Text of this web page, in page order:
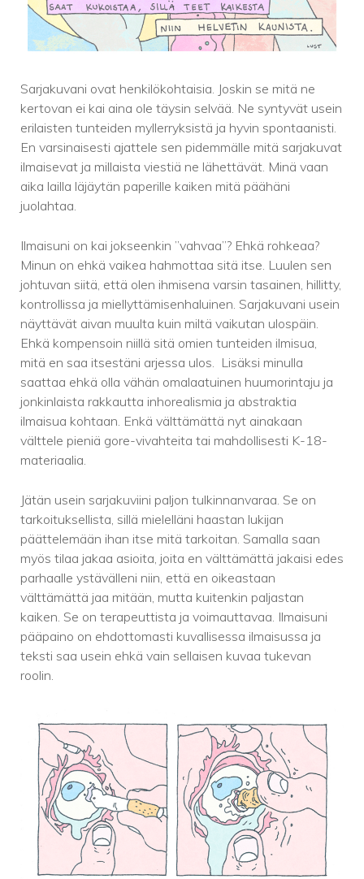
Sarjakuvani ovat henkilökohtaisia. Joskin se mitä ne
kertovan ei kai aina ole täysin selvää. Ne syntyvät usein
erilaisten tunteiden myllerryksistä ja hyvin spontaanisti.
En varsinaisesti ajattele sen pidemmälle mitä sarjakuvat
ilmaisevat ja millaista viestiä ne lähettävät. Minä vaan
aika lailla läjäytän paperille kaiken mitä päähäni
juolahtaa.
Ilmaisuni on kai jokseenkin ”vahvaa”? Ehkä rohkeaa?
Minun on ehkä vaikea hahmottaa sitä itse. Luulen sen
johtuvan siitä, että olen ihmisena varsin tasainen, hillitty,
kontrollissa ja miellyttämisenhaluinen. Sarjakuvani usein
näyttävät aivan muulta kuin miltä vaikutan ulospäin.
Ehkä kompensoin niillä sitä omien tunteiden ilmisua,
mitä en saa itsestäni arjessa ulos. Lisäksi minulla
saattaa ehkä olla vähän omalaatuinen huumorintaju ja
jonkinlaista rakkautta inhorealismia ja abstraktia
ilmaisua kohtaan. Enkä välttämättä nyt ainakaan
välttele pieniä gore-vivahteita tai mahdollisesti K-18-
materiaalia.
Jätän usein sarjakuviini paljon tulkinnanvaraa. Se on
tarkoituksellista, sillä mielelläni haastan lukijan
päättelemään ihan itse mitä tarkoitan. Samalla saan
myös tilaa jakaa asioita, joita en välttämättä jakaisi edes
parhaalle ystävälleni niin, että en oikeastaan
välttämättä jaa mitään, mutta kuitenkin paljastan
kaiken. Se on terapeuttista ja voimauttavaa. Ilmaisuni
pääpaino on ehdottomasti kuvallisessa ilmaisussa ja
teksti saa usein ehkä vain sellaisen kuvaa tukevan
roolin.